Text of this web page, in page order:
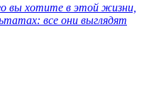
вы хотите в этой жизни,
все они выглядят